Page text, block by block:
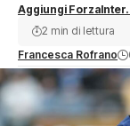
Aggiungi
Francesca Rofrano
2 min di lettura